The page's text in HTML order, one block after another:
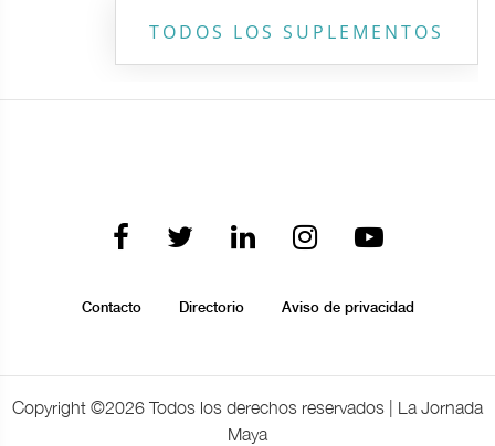
TODOS LOS SUPLEMENTOS
Contacto Directorio Aviso de privacidad
Copyright ©2026 Todos los derechos reservados | La Jornada
Maya